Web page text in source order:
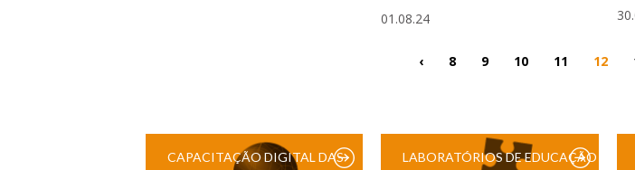
01.08.24
‹ 8 9 10 11 12
CAPACITAÇÃO DIGITAL DAS LABORATÓRIOS DE EDUCAÇÃO